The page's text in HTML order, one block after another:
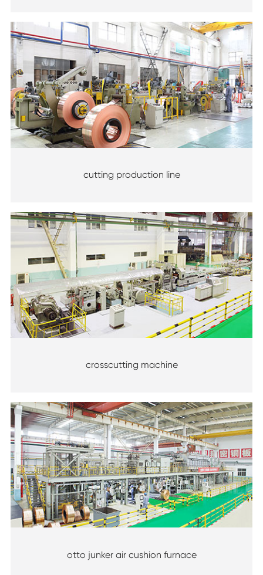
cutting production line
crosscutting machine
otto junker air cushion furnace